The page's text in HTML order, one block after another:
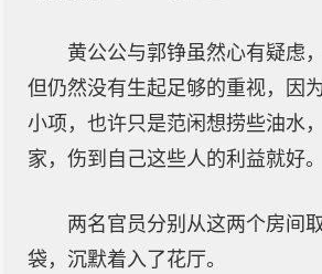
黄公公与郭铮虽然心有疑虑
但仍然没有生起足够的重视，因
小项，也许只是范闲想捞些油水
家，伤到自己这些人的利益就好。
两名官员分别从这两个房间
袋，沉默着入了花厅。